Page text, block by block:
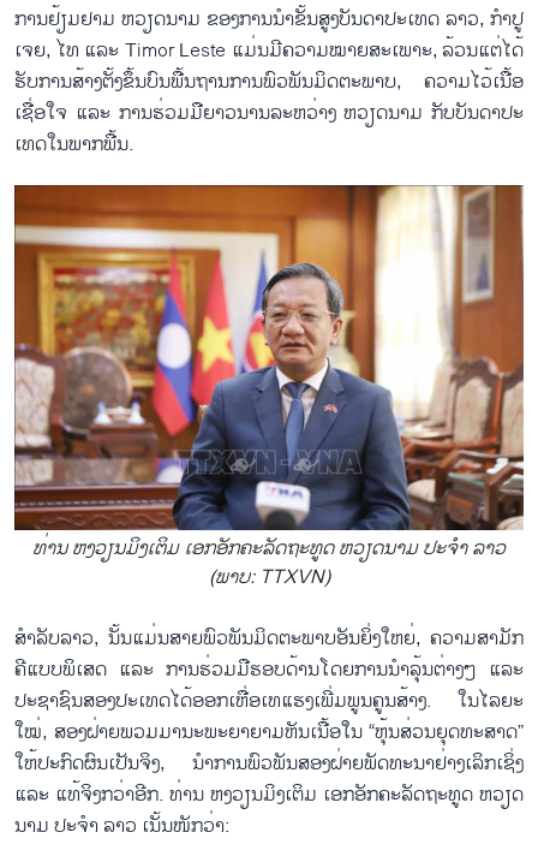
ການ​ຢ້ຽມ​ຢາມ ຫວຽດ​ນາມ ຂອງ​ການ​ນຳ​ຂັ້ນ​ສູງ​ບັນ​ດາ​ປະ​ເທດ ລາວ, ກຳ​ປູ​
ເຈຍ, ໄທ ແລະ Timor Leste ແມ່ນ​ມີ​ຄວາມ​ໝາຍ​ສະ​ເພາະ, ​ລ້ວນ​ແຕ່​ໄດ້​
ຮັບ​ການ​ສ້າງ​ຕັ້ງ​ຂຶ້ນ​ບົນ​ພື້ນ​ຖານ​ການ​ພົວ​ພັນ​ມິດ​ຕະ​ພາບ, ຄວາມ​ໄວ້​ເນື້ອ​
ເຊື່ອ​ໃຈ ແລະ ການ​ຮ່ວມ​ມື​ຍາວ​ນານ​ລະ​ຫວ່າງ ຫວຽດ​ນາມ ກັບ​ບັນ​ດາ​ປະ​
ເທດ​ໃນ​ພາກ​ພື້ນ.
ທ່ານ​ ຫງວຽນ​ມິງ​ເຕ​ິມ ເອກ​ອັກ​ຄະ​ລັດ​ຖະ​ທູດ ຫວຽດ​ນາມ ປະຈຳ ລາວ
(ພາບ: TTXVN)
ສຳ​ລັບ​ລາວ, ນັ້ນ​ແມ່ນ​ສາຍ​ພົວ​ພັນ​ມິດ​ຕະ​ພາບ​ອັນ​ຍິ່ງ​ໃຫຍ່, ຄວາມ​ສາ​ມັກ​
ຄີ​ແບບ​ພິ​ເສດ ແລະ ການ​ຮ່ວມ​ມື​ຮອບ​ດ້ານ​ໂດຍ​ກ​ານ​ນຳ​ລຸ້ນ​ຕ່າງໆ ແລະ
ປະ​ຊາ​ຊົນ​ສອງ​ປະ​ເທດ​ໄດ້​ອອກ​ເຫື່ອ​ເທ​ແຮງ​ເພີ່ມ​ພູນ​ຄູນ​ສ້າງ. ໃນ​ໄລ​ຍະ​
ໃໝ່, ສອງ​ຝ່າຍ​ພວມ​ມາ​ນະ​ພະ​ຍາ​ຍາມ​ຫັນ​ເນື້ອ​ໃນ​ “ຫຸ້ນ​ສ່ວນ​ຍຸດ​ທະ​ສາດ”
ໃຫ້​ປະ​ກົດ​ຜົນ​ເປັນ​ຈິງ, ນຳ​ການ​ພົວ​ພັນ​ສອງ​ຝ່າຍ​ພັດ​ທະ​ນາ​ຢ່າງ​ເລິກ​ເຊິ່ງ
ແລະ ແທ້​ຈິງ​ກວ່າ​ອີກ. ທ່ານ​ ຫງວຽນ​ມິງ​ເຕ​ິມ ເອກ​ອັກ​ຄະ​ລັດ​ຖະ​ທູດ ຫວຽດ​
ນາມ ປະຈຳ ລາວ ເນັ້ນ​ໜັກ​ວ່າ: